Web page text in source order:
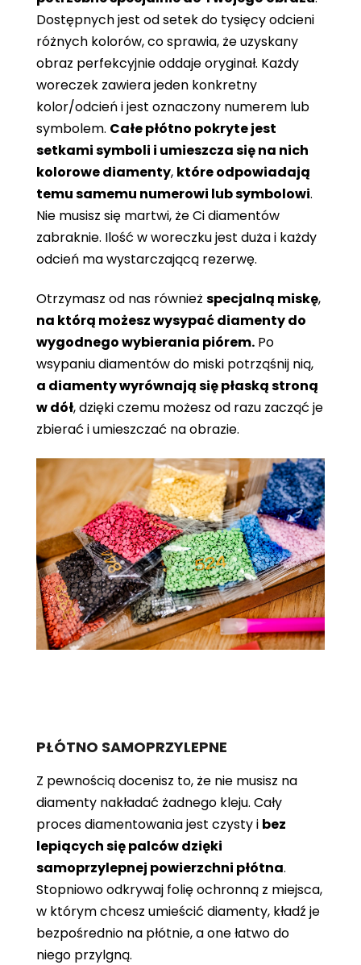
Dostępnych jest od setek do tysięcy odcieni
różnych kolorów, co sprawia, że ​​uzyskany
obraz perfekcyjnie oddaje oryginał. Każdy
woreczek zawiera jeden konkretny
kolor/odcień i jest oznaczony numerem lub
symbolem. Całe płótno pokryte jest
setkami symboli i umieszcza się na nich
kolorowe diamenty, które odpowiadają
temu samemu numerowi lub symbolowi.
Nie musisz się martwi, że Ci diamentów
zabraknie. Ilość w woreczku jest duża i każdy
odcień ma wystarczającą rezerwę.
Otrzymasz od nas również specjalną miskę,
na którą możesz wysypać diamenty do
wygodnego wybierania piórem. Po
wsypaniu diamentów do miski potrząśnij nią,
a diamenty wyrównają się płaską stroną
w dół, dzięki czemu możesz od razu zacząć je
zbierać i umieszczać na obrazie.
PŁÓTNO SAMOPRZYLEPNE
Z pewnością docenisz to, że nie musisz na
diamenty nakładać żadnego kleju. Cały
proces diamentowania jest czysty i bez
lepiących się palców dzięki
samoprzylepnej powierzchni płótna.
Stopniowo odkrywaj folię ochronną z miejsca,
w którym chcesz umieścić diamenty, kładź je
bezpośrednio na płótnie, a one łatwo do
niego przylgną.